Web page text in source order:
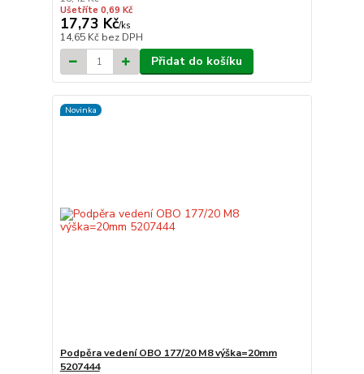
Ušetříte 0,69 Kč
17,73 Kč/ks
14,65 Kč bez DPH
Přidat do košíku
Novinka
Podpěra vedení OBO 177/20 M8 výška=20mm
5207444